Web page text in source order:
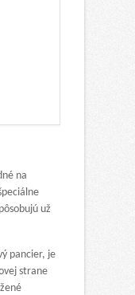
na
už
pancier, je
strane